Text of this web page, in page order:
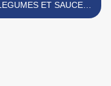
ET SAUCE
SOJA >